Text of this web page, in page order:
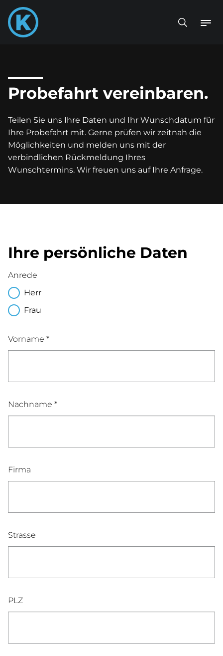
Probefahrt vereinbaren.
Teilen Sie uns Ihre Daten und Ihr Wunschdatum für
Ihre Probefahrt mit. Gerne prüfen wir zeitnah die
Möglichkeiten und melden uns mit der
verbindlichen Rückmeldung Ihres
Wunschtermins. Wir freuen uns auf Ihre Anfrage.
Ihre persönliche Daten
Anrede
Herr
Frau
Vorname *
Nachname *
Firma
Strasse
PLZ